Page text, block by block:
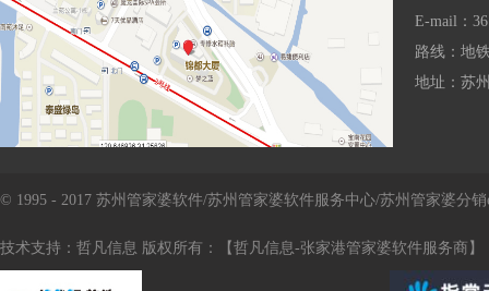
E-mail：
路线：地
地址：苏
© 1995 - 2017 苏州管家婆软件/苏州管家婆软件服务中心/苏州管家婆分
技术支持：哲凡信息 版权所有：【哲凡信息-张家港管家婆软件服务商】